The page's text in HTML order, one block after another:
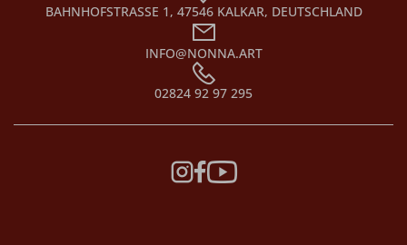
BAHNHOFSTRASSE 1, 47546 KALKAR, DEUTSCHLAND
INFO@NONNA.ART
02824 92 97 295